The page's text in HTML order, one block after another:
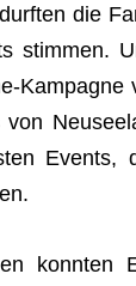
die
stim­men.
von
Events,
konn­ten